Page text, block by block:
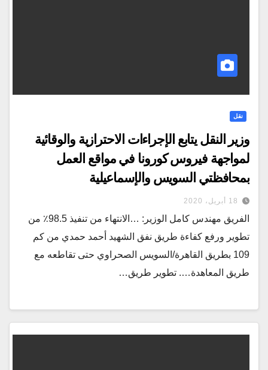
نقل
وزير النقل يتابع الإجراءات الاحترازية والوقائية
لمواجهة فيروس كورونا في مواقع العمل
بمحافظتي السويس والإسماعيلية
18 أبريل، 2020
الفريق مهندس كامل الوزير: …الانتهاء من تنفيذ 98.5٪ من
تطوير ورفع كفاءة طريق نفق الشهيد أحمد حمدي من كم
109 بطريق القاهرة/السويس الصحراوي حتى تقاطعه مع
طريق المعاهدة…. تطوير طريق…